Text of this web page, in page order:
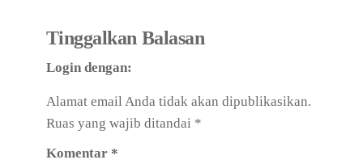
Tinggalkan Balasan
Login dengan:
Alamat email Anda tidak akan dipublikasikan.
Ruas yang wajib ditandai *
Komentar *